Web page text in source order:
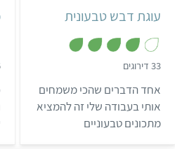
עוגת דבש טבעונית
33 דירוגים
1
מ
ת
ו
אחד הדברים שהכי משמחים
אותי בעבודה שלי זה להמציא
מתכונים טבעוניים